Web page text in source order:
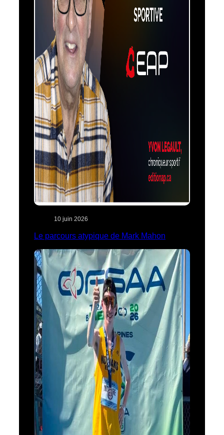
10 juin 2026
Le parcours atypique de Mark Mahon